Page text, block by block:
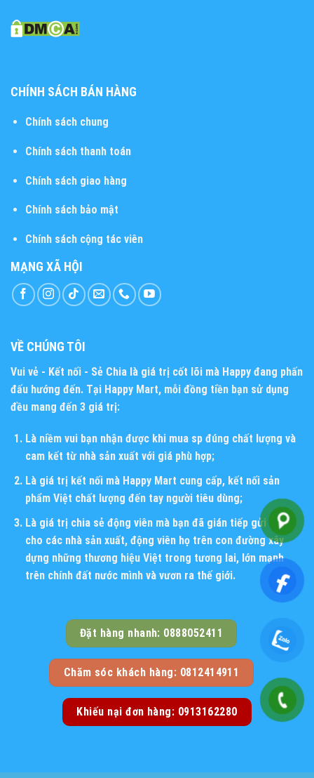
CHÍNH SÁCH BÁN HÀNG
Chính sách chung
Chính sách thanh toán
Chính sách giao hàng
Chính sách bảo mật
Chính sách cộng tác viên
MẠNG XÃ HỘI
VỀ CHÚNG TÔI
Vui vẻ - Kết nối - Sẻ Chia là giá trị cốt lõi mà Happy đang phấn
đấu hướng đến. Tại Happy Mart, mỗi đồng tiền bạn sử dụng
đều mang đến 3 giá trị:
Là niềm vui bạn nhận được khi mua sp đúng chất lượng và
cam kết từ nhà sản xuất với giá phù hợp;
Là giá trị kết nối mà Happy Mart cung cấp, kết nối sản
phẩm Việt chất lượng đến tay người tiêu dùng;
Là giá trị chia sẻ động viên mà bạn đã gián tiếp gửi đến
cho các nhà sản xuất, động viên họ trên con đường xây
dựng những thương hiệu Việt trong tương lai, lớn mạnh
trên chính đất nước mình và vươn ra thế giới.
Đặt hàng nhanh: 0888052411
Chăm sóc khách hàng: 0812414911
Khiếu nại đơn hàng: 0913162280